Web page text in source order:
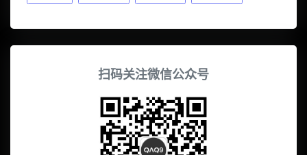
扫码关注微信公众号